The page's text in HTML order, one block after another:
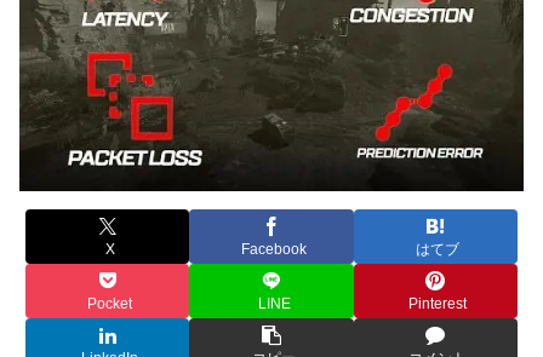
X Facebook はてブ
Pocket LINE Pinterest